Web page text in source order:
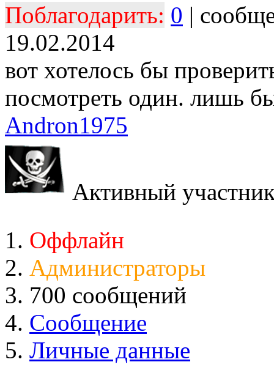
Поблагодарить: 0 |
19.02.2014
вот хотелось бы
посмотреть один. лишь
Andron1975
Активный
Оффлайн
Администраторы
700 сообщений
Сообщение
Личные данные